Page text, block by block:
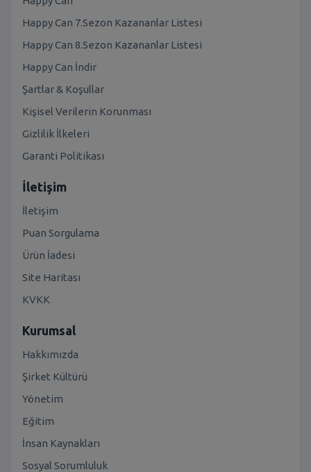
Happy Can 7.Sezon Kazananlar Listesi
Happy Can 8.Sezon Kazananlar Listesi
Happy Can İndir
Şartlar & Koşullar
Kişisel Verilerin Korunması
Gizlilik İlkeleri
Garanti Politikası
İletişim
İletişim
Puan Sorgulama
Ürün İadesi
Site Haritası
KVKK
Kurumsal
Hakkımızda
Şirket Kültürü
Yönetim
Eğitim
İnsan Kaynakları
Sosyal Sorumluluk